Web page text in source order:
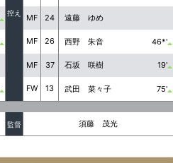
控え MF 24 遠藤 ゆめ
MF 26 西野 朱音 46*'
MF 37 石坂 咲樹 19'
FW 13 武田 菜々子 75'
監督 須藤 茂光